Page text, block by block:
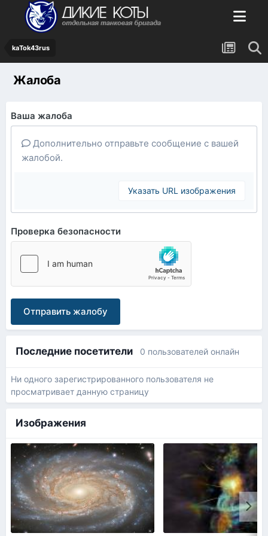
kaTok43rus
Жалоба
Ваша жалоба
Дополнительно отправьте сообщение с вашей
жалобой.
Указать URL изображения
Проверка безопасности
Отправить жалобу
Последние посетители 0 пользователей онлайн
Ни одного зарегистрированного пользователя не
просматривает данную страницу
Изображения